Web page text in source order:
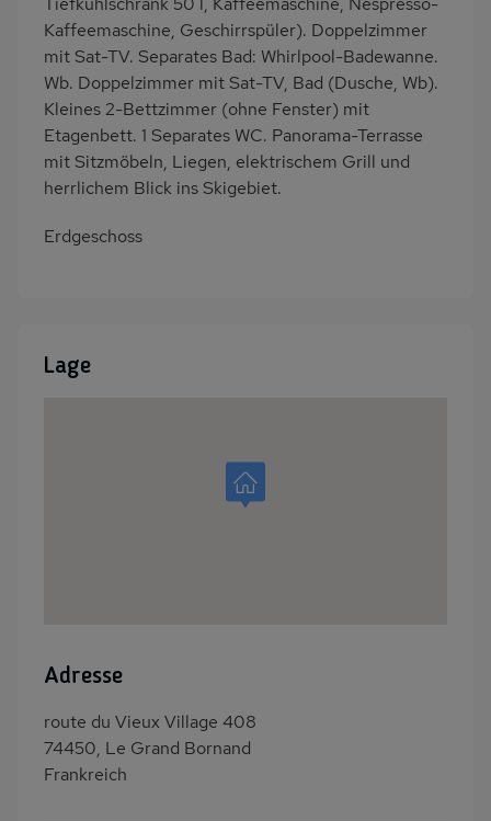
Kaffeemaschine, Geschirrspüler). Doppelzimmer
mit Sat-TV. Separates Bad: Whirlpool-Badewanne.
Wb. Doppelzimmer mit Sat-TV, Bad (Dusche, Wb).
Kleines 2-Bettzimmer (ohne Fenster) mit
Etagenbett. 1 Separates WC. Panorama-Terrasse
mit Sitzmöbeln, Liegen, elektrischem Grill und
herrlichem Blick ins Skigebiet.
Erdgeschoss
Lage
Adresse
route du Vieux Village 408
74450, Le Grand Bornand
Frankreich